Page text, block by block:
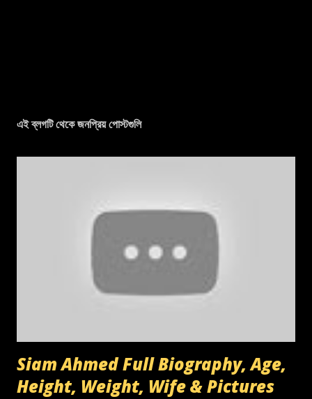
এই ব্লগটি থেকে জনপ্রিয় পোস্টগুলি
Siam Ahmed Full Biography, Age,
Height, Weight, Wife & Pictures